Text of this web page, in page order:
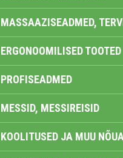
MASSAAZISEADMED,
ERGONOOMILISED TOOTED
PROFISEADMED
MESSID, MESSIREISID
KOOLITUSED JA MUU